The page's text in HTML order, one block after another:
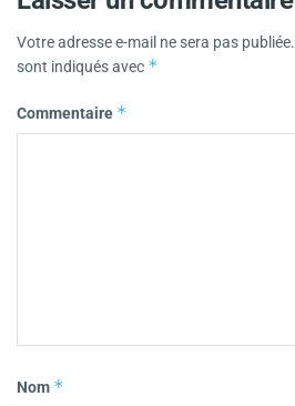
Votre adresse e-mail ne sera pas publiée.
sont indiqués avec *
Commentaire *
Nom *